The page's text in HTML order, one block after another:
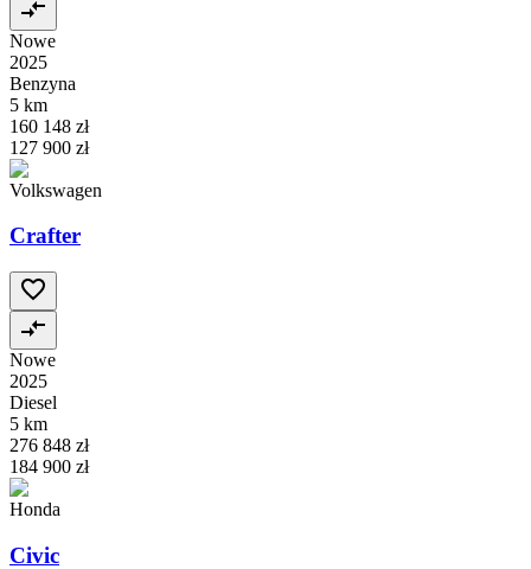
Nowe
2025
Benzyna
5 km
160 148 zł
127 900 zł
Volkswagen
Crafter
Nowe
2025
Diesel
5 km
276 848 zł
184 900 zł
Honda
Civic